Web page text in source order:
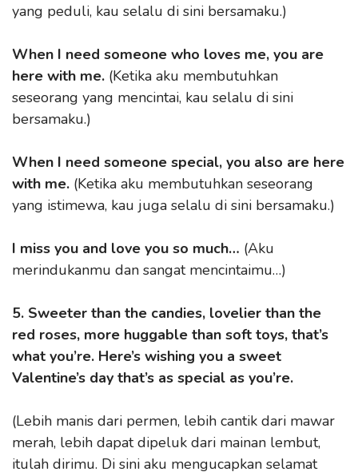
yang peduli, kau selalu di sini bersamaku.)
When I need someone who loves me, you are
here with me. (Ketika aku membutuhkan
seseorang yang mencintai, kau selalu di sini
bersamaku.)
When I need someone special, you also are here
with me. (Ketika aku membutuhkan seseorang
yang istimewa, kau juga selalu di sini bersamaku.)
I miss you and love you so much… (Aku
merindukanmu dan sangat mencintaimu…)
5. Sweeter than the candies, lovelier than the
red roses, more huggable than soft toys, that’s
what you’re. Here’s wishing you a sweet
Valentine’s day that’s as special as you’re.
(Lebih manis dari permen, lebih cantik dari mawar
merah, lebih dapat dipeluk dari mainan lembut,
itulah dirimu. Di sini aku mengucapkan selamat